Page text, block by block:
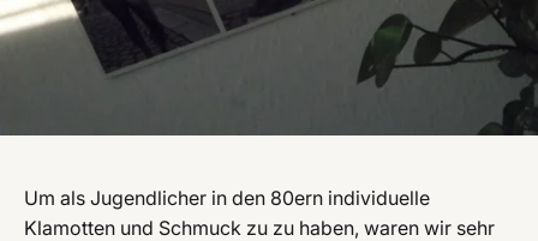
Um als Jugendlicher in den 80ern individuelle
Klamotten und Schmuck zu zu haben, waren wir sehr